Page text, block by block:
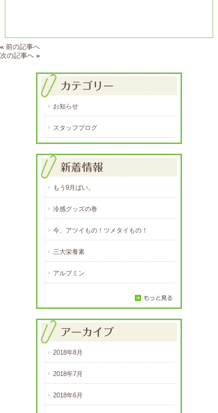
« 前の記事へ
次の記事へ »
お知らせ
スタッフブログ
もう9月ばい。
冷感グッズの巻
今、アツイもの！ツメタイもの！
三大栄養素
アルブミン
2018年8月
2018年7月
2018年6月